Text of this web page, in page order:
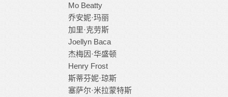
Mo Beatty
乔安妮·玛丽
加里·克劳斯
Joellyn Baca
杰梅因·华盛顿
Henry Frost
斯蒂芬妮·琼斯
塞萨尔·米拉蒙特斯